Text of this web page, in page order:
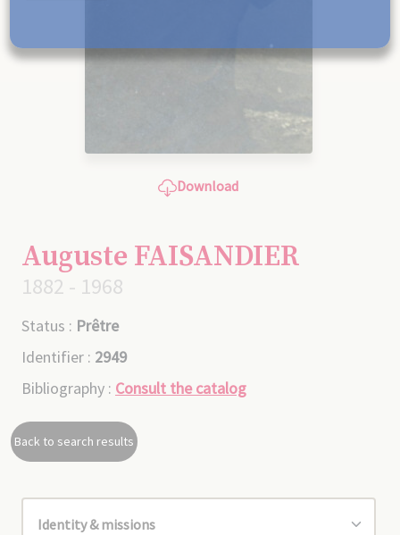
Download
Auguste FAISANDIER
1882 - 1968
Status : Prêtre
Identifier : 2949
Bibliography : Consult the catalog
Back to search results